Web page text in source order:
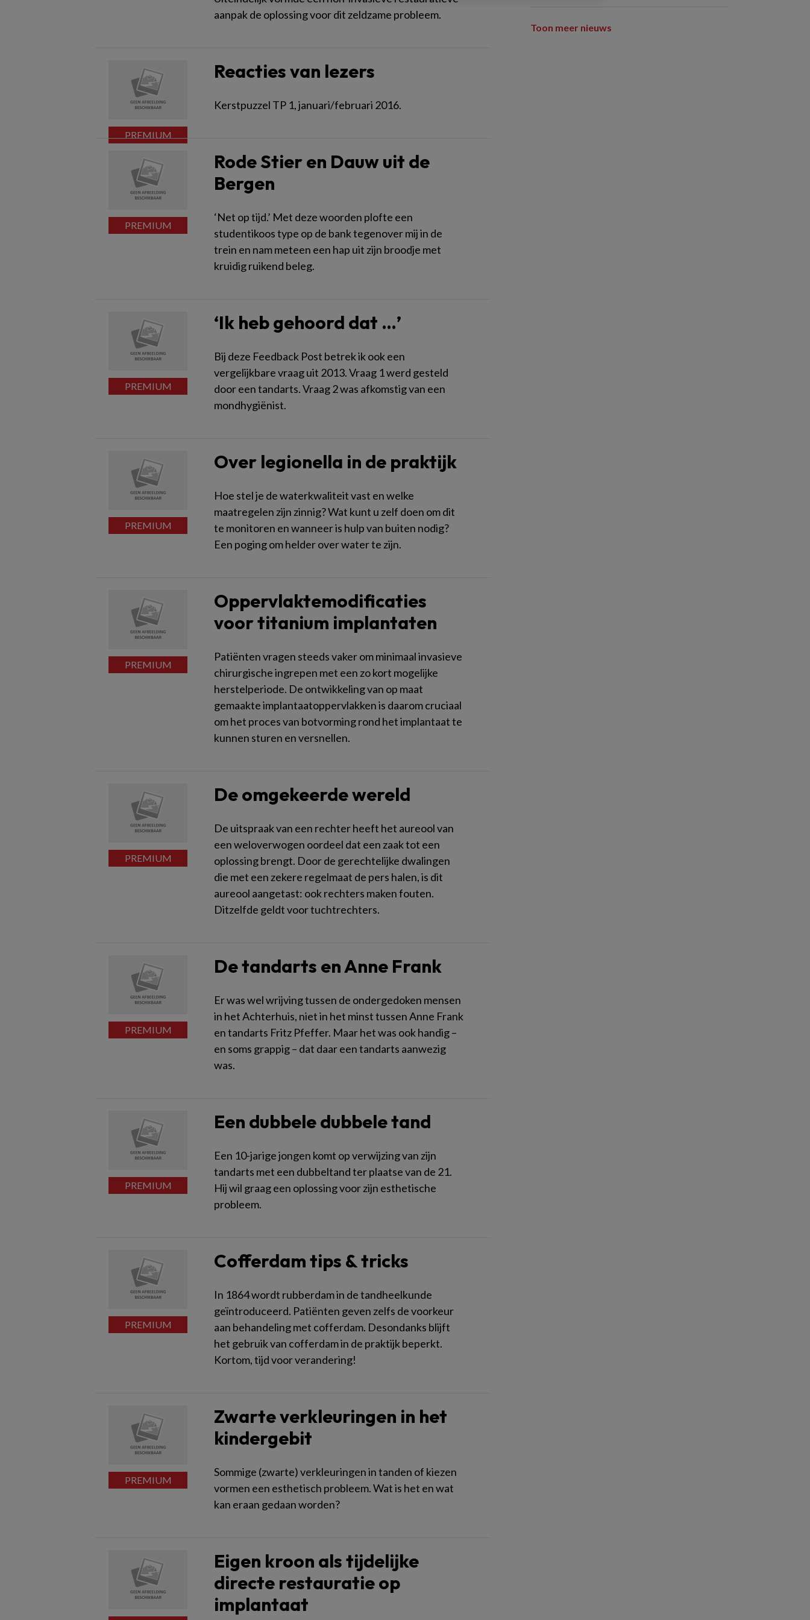
aanpak de oplossing voor dit zeldzame probleem.
Reacties van lezers
Kerstpuzzel TP 1, januari/februari 2016.
Rode Stier en Dauw uit de
Bergen
‘Net op tijd.’ Met deze woorden plofte een
studentikoos type op de bank tegenover mij in de
trein en nam meteen een hap uit zijn broodje met
kruidig ruikend beleg.
‘Ik heb gehoord dat …’
Bij deze Feedback Post betrek ik ook een
vergelijkbare vraag uit 2013. Vraag 1 werd gesteld
door een tandarts. Vraag 2 was afkomstig van een
mondhygiënist.
Over legionella in de praktijk
Hoe stel je de waterkwaliteit vast en welke
maatregelen zijn zinnig? Wat kunt u zelf doen om dit
te monitoren en wanneer is hulp van buiten nodig?
Een poging om helder over water te zijn.
Oppervlaktemodificaties
voor titanium implantaten
Patiënten vragen steeds vaker om minimaal invasieve
chirurgische ingrepen met een zo kort mogelijke
herstelperiode. De ontwikkeling van op maat
gemaakte implantaatoppervlakken is daarom cruciaal
om het proces van botvorming rond het implantaat te
kunnen sturen en versnellen.
De omgekeerde wereld
De uitspraak van een rechter heeft het aureool van
een weloverwogen oordeel dat een zaak tot een
oplossing brengt. Door de gerechtelijke dwalingen
die met een zekere regelmaat de pers halen, is dit
aureool aangetast: ook rechters maken fouten.
Ditzelfde geldt voor tuchtrechters.
De tandarts en Anne Frank
Er was wel wrijving tussen de ondergedoken mensen
in het Achterhuis, niet in het minst tussen Anne Frank
en tandarts Fritz Pfeffer. Maar het was ook handig –
en soms grappig – dat daar een tandarts aanwezig
was.
Een dubbele dubbele tand
Een 10-jarige jongen komt op verwijzing van zijn
tandarts met een dubbeltand ter plaatse van de 21.
Hij wil graag een oplossing voor zijn esthetische
probleem.
Cofferdam tips & tricks
In 1864 wordt rubberdam in de tandheelkunde
geïntroduceerd. Patiënten geven zelfs de voorkeur
aan behandeling met cofferdam. Desondanks blijft
het gebruik van cofferdam in de praktijk beperkt.
Kortom, tijd voor verandering!
Zwarte verkleuringen in het
kindergebit
Sommige (zwarte) verkleuringen in tanden of kiezen
vormen een esthetisch probleem. Wat is het en wat
kan eraan gedaan worden?
Eigen kroon als tijdelijke
directe restauratie op
implantaat
Toon meer nieuws